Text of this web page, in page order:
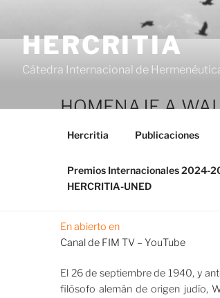
HERCRITIA
Cátedra Internacional de
Hercritia Publicaciones
Premios Internacionales 2024-
HERCRITIA-UNED
HOMENAJE A
en el 80
En abierto en
Canal de FIM TV – YouTube
El 26 de septiembre de 1940, y
filósofo alemán de origen judío,